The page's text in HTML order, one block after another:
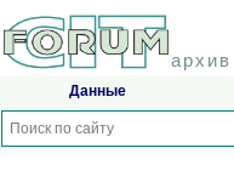
архив
Данные